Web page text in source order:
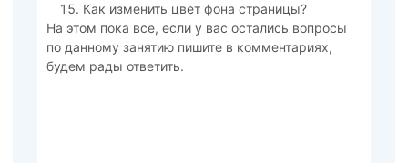
Как изменить цвет фона страницы?
На этом пока все, если у вас остались вопросы
по данному занятию пишите в комментариях,
будем рады ответить.